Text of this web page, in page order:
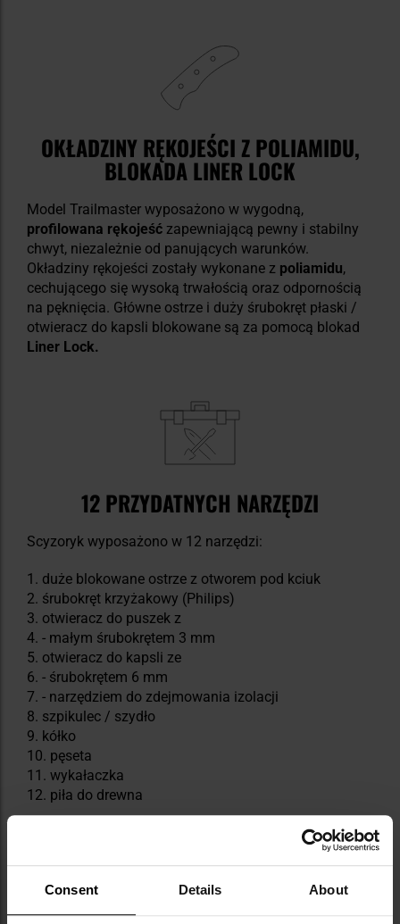
Consent Details About
OKŁADZINY RĘKOJEŚCI Z POLIAMIDU,
BLOKADA LINER LOCK
Model Trailmaster wyposażono w wygodną,
profilowana rękojeść zapewniającą pewny i stabilny
chwyt, niezależnie od panujących warunków.
Okładziny rękojeści zostały wykonane z poliamidu,
cechującego się wysoką trwałością oraz odpornością
na pęknięcia. Główne ostrze i duży śrubokręt płaski /
otwieracz do kapsli blokowane są za pomocą blokad
Liner Lock.
12 PRZYDATNYCH NARZĘDZI
Scyzoryk wyposażono w 12 narzędzi:
1. duże blokowane ostrze z otworem pod kciuk
2. śrubokręt krzyżakowy (Philips)
3. otwieracz do puszek z
4. - małym śrubokrętem 3 mm
5. otwieracz do kapsli ze
6. - śrubokrętem 6 mm
7. - narzędziem do zdejmowania izolacji
8. szpikulec / szydło
9. kółko
10. pęseta
11. wykałaczka
12. piła do drewna